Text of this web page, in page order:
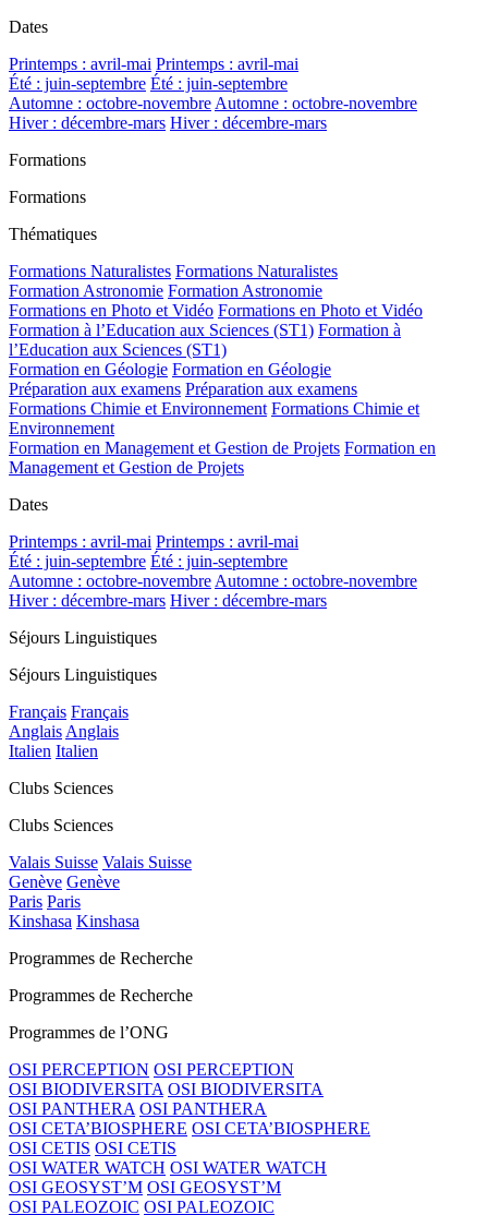
Dates
Printemps : avril-mai Printemps : avril-mai
Été : juin-septembre Été : juin-septembre
Automne : octobre-novembre Automne : octobre-novembre
Hiver : décembre-mars Hiver : décembre-mars
Formations
Formations
Thématiques
Formations Naturalistes Formations Naturalistes
Formation Astronomie Formation Astronomie
Formations en Photo et Vidéo Formations en Photo et Vidéo
Formation à l’Education aux Sciences (ST1) Formation à
l’Education aux Sciences (ST1)
Formation en Géologie Formation en Géologie
Préparation aux examens Préparation aux examens
Formations Chimie et Environnement Formations Chimie et
Environnement
Formation en Management et Gestion de Projets Formation en
Management et Gestion de Projets
Dates
Printemps : avril-mai Printemps : avril-mai
Été : juin-septembre Été : juin-septembre
Automne : octobre-novembre Automne : octobre-novembre
Hiver : décembre-mars Hiver : décembre-mars
Séjours Linguistiques
Séjours Linguistiques
Français Français
Anglais Anglais
Italien Italien
Clubs Sciences
Clubs Sciences
Valais Suisse Valais Suisse
Genève Genève
Paris Paris
Kinshasa Kinshasa
Programmes de Recherche
Programmes de Recherche
Programmes de l’ONG
OSI PERCEPTION OSI PERCEPTION
OSI BIODIVERSITA OSI BIODIVERSITA
OSI PANTHERA OSI PANTHERA
OSI CETA’BIOSPHERE OSI CETA’BIOSPHERE
OSI CETIS OSI CETIS
OSI WATER WATCH OSI WATER WATCH
OSI GEOSYST’M OSI GEOSYST’M
OSI PALEOZOIC OSI PALEOZOIC